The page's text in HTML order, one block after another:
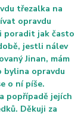
třezalka na
opravdu
poradit jak často
jestli nálev
Jinan, mám
opravdu
o ní píše.
popřípadě jejích
Děkuji za